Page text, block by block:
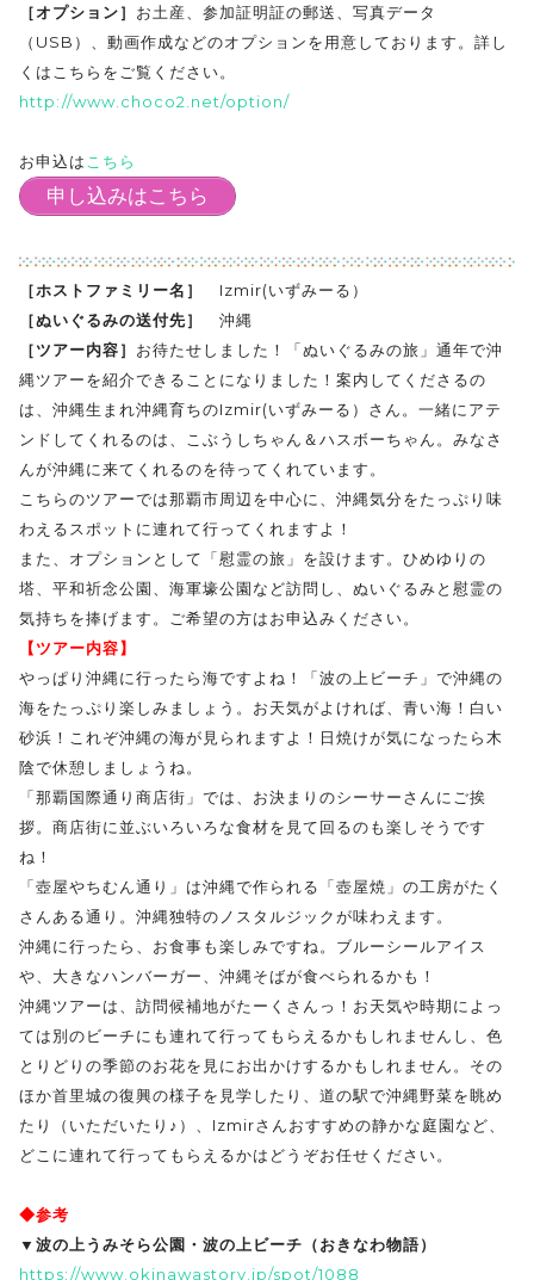
［オプション］ お土産、参加証明証の郵送、写真データ
（USB）、動画作成などのオプションを用意しております。詳し
くはこちらをご覧ください。
http://www.choco2.net/option/
お申込は こちら
申し込みはこちら
［ホストファミリー名］
Izmir(いずみーる）
［ぬいぐるみの送付先］
沖縄
［ツアー内容］ お待たせしました！「ぬいぐるみの旅」通年で沖
縄ツアーを紹介できることになりました！案内してくださるの
は、沖縄生まれ沖縄育ちのIzmir(いずみーる）さん。一緒にアテ
ンドしてくれるのは、こぶうしちゃん＆ハスボーちゃん。みなさ
んが沖縄に来てくれるのを待ってくれています。
こちらのツアーでは那覇市周辺を中心に、沖縄気分をたっぷり味
わえるスポットに連れて行ってくれますよ！
また、オプションとして「慰霊の旅」を設けます。ひめゆりの
塔、平和祈念公園、海軍壕公園など訪問し、ぬいぐるみと慰霊の
気持ちを捧げます。ご希望の方はお申込みください。
【ツアー内容】
やっぱり沖縄に行ったら海ですよね！「波の上ビーチ」で沖縄の
海をたっぷり楽しみましょう。お天気がよければ、青い海！白い
砂浜！これぞ沖縄の海が見られますよ！日焼けが気になったら木
陰で休憩しましょうね。
「那覇国際通り商店街」では、お決まりのシーサーさんにご挨
拶。商店街に並ぶいろいろな食材を見て回るのも楽しそうです
ね！
「壺屋やちむん通り」は沖縄で作られる「壺屋焼」の工房がたく
さんある通り。沖縄独特のノスタルジックが味わえます。
沖縄に行ったら、お食事も楽しみですね。ブルーシールアイス
や、大きなハンバーガー、沖縄そばが食べられるかも！
沖縄ツアーは、訪問候補地がたーくさんっ！お天気や時期によっ
ては別のビーチにも連れて行ってもらえるかもしれませんし、色
とりどりの季節のお花を見にお出かけするかもしれません。その
ほか首里城の復興の様子を見学したり、道の駅で沖縄野菜を眺め
たり（いただいたり♪）、Izmirさんおすすめの静かな庭園など、
どこに連れて行ってもらえるかはどうぞお任せください。
◆参考
▼波の上うみそら公園・波の上ビーチ（おきなわ物語）
https://www.okinawastory.jp/spot/1088